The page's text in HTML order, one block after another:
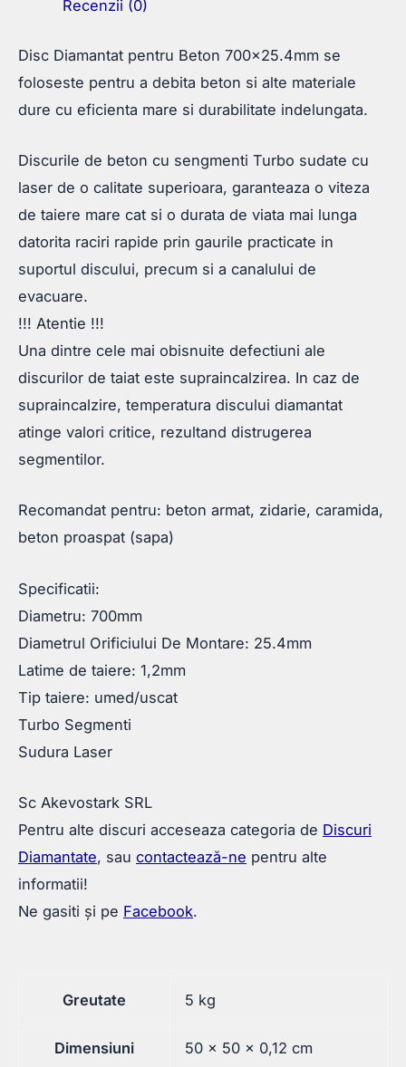
Recenzii (0)
Disc Diamantat pentru Beton 700×25.4mm se
foloseste pentru a debita beton si alte materiale
dure cu eficienta mare si durabilitate indelungata.
Discurile de beton cu sengmenti Turbo sudate cu
laser de o calitate superioara, garanteaza o viteza
de taiere mare cat si o durata de viata mai lunga
datorita raciri rapide prin gaurile practicate in
suportul discului, precum si a canalului de
evacuare.
!!! Atentie !!!
Una dintre cele mai obisnuite defectiuni ale
discurilor de taiat este supraincalzirea. In caz de
supraincalzire, temperatura discului diamantat
atinge valori critice, rezultand distrugerea
segmentilor.
Recomandat pentru: beton armat, zidarie, caramida,
beton proaspat (sapa)
Specificatii:
Diametru: 700mm
Diametrul Orificiului De Montare: 25.4mm
Latime de taiere: 1,2mm
Tip taiere: umed/uscat
Turbo Segmenti
Sudura Laser
Sc Akevostark SRL
Pentru alte discuri acceseaza categoria de Discuri
Diamantate, sau contactează-ne pentru alte
informatii!
Ne gasiti și pe Facebook.
Greutate 5 kg
Dimensiuni 50 × 50 × 0,12 cm